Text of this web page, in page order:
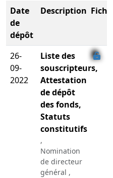
Date
de
dépôt
Description
26-
09-
2022
Liste des
souscripteurs,
Attestation
de dépôt
des fonds,
Statuts
constitutifs
,
Nomination
de directeur
général ,